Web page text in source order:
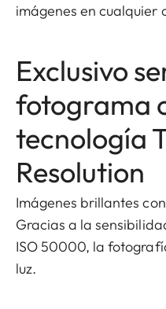
imágenes en cualquier
Exclusivo
fotograma
tecnología
Resolution
Imágenes brillantes
Gracias a la
ISO 50000, la
luz.